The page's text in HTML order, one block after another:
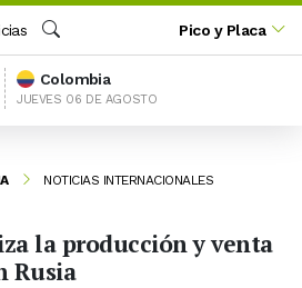
Buscar
Pico y Placa
Colombia
JUEVES 06 DE AGOSTO
NOTICIAS INTERNACIONALES
la producción y venta
Rusia